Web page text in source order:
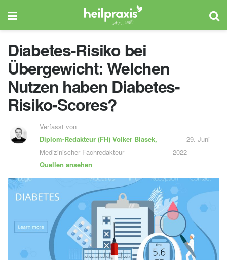
Diabetes-Risiko bei
Übergewicht: Welchen
Nutzen haben Diabetes-
Risiko-Scores?
Verfasst von
Diplom-Redakteur (FH)Volker Blasek,
Medizinischer Fachredakteur
Quellen ansehen
29. Juni
2022